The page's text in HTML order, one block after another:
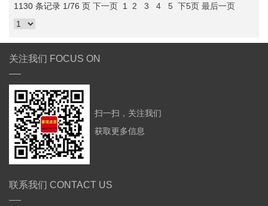
1130 条记录 1/76 页下一页 1 2 3 4 5 下5页 最后一页
关注我们 FOCUS ON
扫一扫，关注我们
获取更多信息
联系我们 CONTACT US